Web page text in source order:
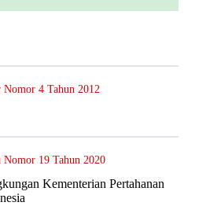
Nomor 4 Tahun 2012
Nomor 19 Tahun 2020
Kementerian Pertahanan